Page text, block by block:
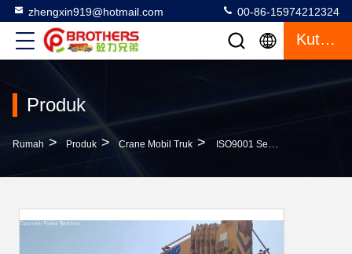
zhengxin919@hotmail.com 00-86-15974212324
Kutipan
Produk
Rumah > Produk > Crane Mobil Truk > ISO9001 Sertifikasi 2019 Xg 80ton Mobile Crane Peralatan Berat Dengan Five-Arm Crane Jib